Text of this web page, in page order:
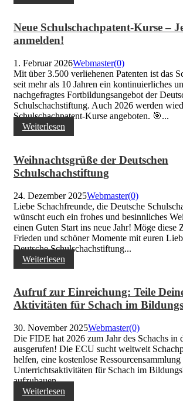
Neue Schulschachpatent-Kurse –
anmelden!
1. Februar 2026Webmaster(0)
Mit über 3.500 verliehenen Patenten ist das
seit mehr als 10 Jahren ein kontinuierliches
nachgefragtes Fortbildungsangebot der
Schulschachstiftung. Auch 2026 werden
Schulschachpatent-Kurse angeboten. 🎯...
Weiterlesen
Weihnachtsgrüße der Deutschen
Schulschachstiftung
24. Dezember 2025Webmaster(0)
Liebe Schachfreunde, die Deutsche
wünscht euch ein frohes und besinnliches
einen Guten Start ins neue Jahr! Möge diese
Frieden und schöner Momente mit euren
Deutsche Schulschachstiftung...
Weiterlesen
Aufruf zur Einreichung: Teile
Aktivitäten für Schach im
30. November 2025Webmaster(0)
Die FIDE hat 2026 zum Jahr des Schachs in
ausgerufen! Die ECU sucht weltweit
helfen, eine kostenlose
Unterrichtsaktivitäten für Schach im
aufzubauen...
Weiterlesen